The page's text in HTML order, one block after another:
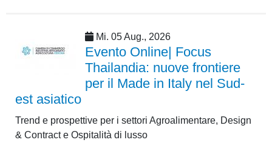
Mi. 05 Aug., 2026
Evento Online| Focus
Thailandia: nuove frontiere
per il Made in Italy nel Sud-
est asiatico
Trend e prospettive per i settori Agroalimentare, Design
& Contract e Ospitalità di lusso